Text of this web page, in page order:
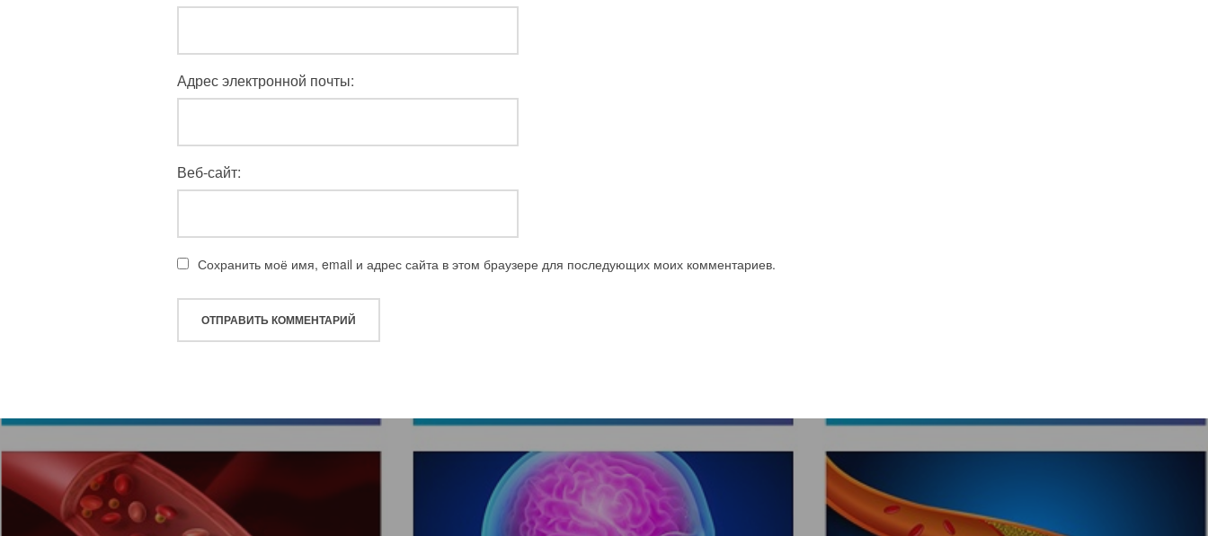
Адрес электронной почты:
Веб-сайт:
Сохранить моё имя, email и адрес сайта в этом браузере для последующих моих комментариев.
Навигация
по
записям